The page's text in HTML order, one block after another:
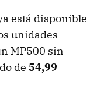
está disponible
unidades
MP500 sin
de 54,99